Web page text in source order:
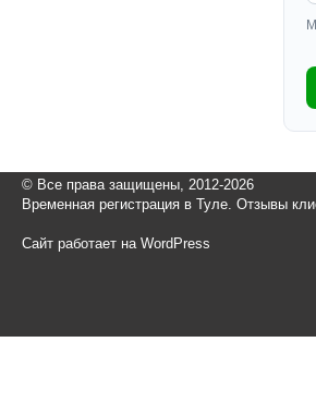
© Все права защищены, 2012-2026
Временная регистрация в Туле. Отзывы
Сайт работает на WordPress